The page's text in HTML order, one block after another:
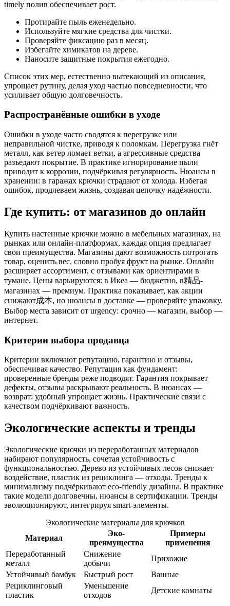
timely полив обеспечивает рост.
Протирайте пыль еженедельно.
Используйте мягкие средства для чистки.
Проверяйте фиксацию раз в месяц.
Избегайте химикатов на дереве.
Наносите защитные покрытия ежегодно.
Список этих мер, естественно вытекающий из описания,
упрощает рутину, делая уход частью повседневности, что
усиливает общую долговечность.
Распространённые ошибки в уходе
Ошибки в уходе часто сводятся к перегрузке или
неправильной чистке, приводя к поломкам. Перегрузка гнёт
металл, как ветер ломает ветки, а агрессивные средства
разъедают покрытие. В практике игнорирование пыли
приводит к коррозии, подчёркивая регулярность. Нюансы в
хранении: в гаражах крючки страдают от холода. Избегая
ошибок, продлеваем жизнь, создавая цепочку надёжности.
Где купить: от магазинов до онлайн
Купить настенные крючки можно в мебельных магазинах, на
рынках или онлайн-платформах, каждая опция предлагает
свои преимущества. Магазины дают возможность потрогать
товар, оценить вес, словно пробуя фрукт на рынке. Онлайн
расширяет ассортимент, с отзывами как ориентирами в
тумане. Цены варьируются: в Икеа — бюджетно, в精品-
магазинах — премиум. Практика показывает, как акции
снижают成本, но нюансы в доставке — проверяйте упаковку.
Выбор места зависит от urgency: срочно — магазин, выбор —
интернет.
Критерии выбора продавца
Критерии включают репутацию, гарантию и отзывы,
обеспечивая качество. Репутация как фундамент:
проверенные бренды реже подводят. Гарантия покрывает
дефекты, отзывы раскрывают реальность. В нюансах —
возврат: удобный упрощает жизнь. Практические связи с
качеством подчёркивают важность.
Экологические аспекты и тренды
Экологические крючки из переработанных материалов
набирают популярность, сочетая устойчивость с
функциональностью. Дерево из устойчивых лесов снижает
воздействие, пластик из рециклинга — отходы. Тренды к
минимализму подчёркивают eco-friendly дизайны. В практике
такие модели долговечны, нюансы в сертификации. Тренды
эволюционируют, интегрируя smart-элементы.
Экологические материалы для крючков
Материал
Эко-
преимущества
Примеры
применения
Переработанный
металл
Снижение
добычи
Прихожие
Устойчивый бамбук
Быстрый рост
Ванные
Рециклинговый
пластик
Уменьшение
отходов
Детские комнаты